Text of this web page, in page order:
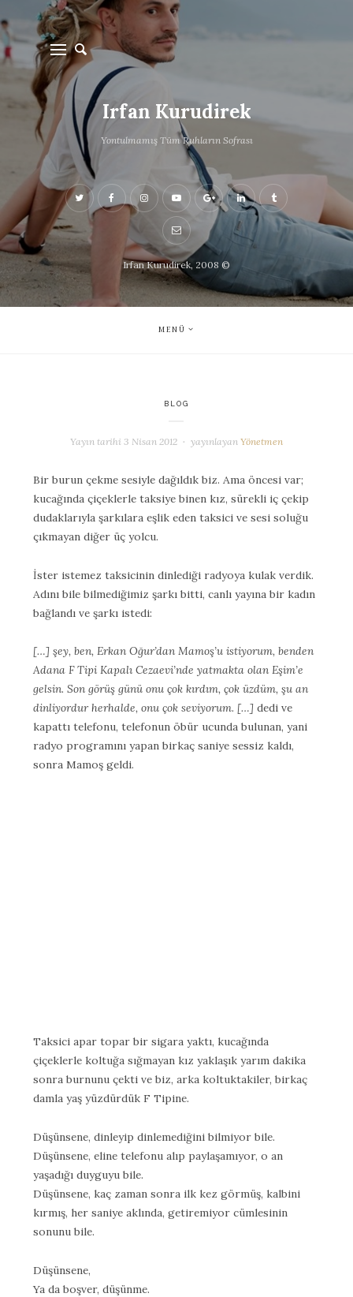
Irfan Kurudirek
Yontulmamış Tüm Ruhların Sofrası
Irfan Kurudirek, 2008 ©
MENÜ
BLOG
Yayın tarihi3 Nisan 2012 yayınlayan Yönetmen
Bir burun çekme sesiyle dağıldık biz. Ama öncesi var;
kucağında çiçeklerle taksiye binen kız, sürekli iç çekip
dudaklarıyla şarkılara eşlik eden taksici ve sesi soluğu
çıkmayan diğer üç yolcu.
İster istemez taksicinin dinlediği radyoya kulak verdik.
Adını bile bilmediğimiz şarkı bitti, canlı yayına bir kadın
bağlandı ve şarkı istedi:
‎[…] şey, ben, Erkan Oğur’dan Mamoş’u istiyorum, benden
Adana F Tipi Kapalı Cezaevi’nde yatmakta olan Eşim’e
gelsin. Son görüş günü onu çok kırdım, çok üzdüm, şu an
dinliyordur herhalde, onu çok seviyorum. […] dedi ve
kapattı telefonu, telefonun öbür ucunda bulunan, yani
radyo programını yapan birkaç saniye sessiz kaldı,
sonra Mamoş geldi.
Taksici apar topar bir sigara yaktı, kucağında
çiçeklerle koltuğa sığmayan kız yaklaşık yarım dakika
sonra burnunu çekti ve biz, arka koltuktakiler, birkaç
damla yaş yüzdürdük F Tipine.
Düşünsene, dinleyip dinlemediğini bilmiyor bile.
Düşünsene, eline telefonu alıp paylaşamıyor, o an
yaşadığı duyguyu bile.
Düşünsene, kaç zaman sonra ilk kez görmüş, kalbini
kırmış, her saniye aklında, getiremiyor cümlesinin
sonunu bile.
Düşünsene,
Ya da boşver, düşünme.